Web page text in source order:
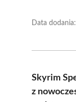
Data dodania:
Skyrim
z